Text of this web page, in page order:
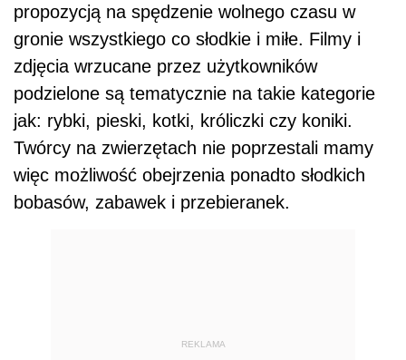
propozycją na spędzenie wolnego czasu w
gronie wszystkiego co słodkie i miłe. Filmy i
zdjęcia wrzucane przez użytkowników
podzielone są tematycznie na takie kategorie
jak: rybki, pieski, kotki, króliczki czy koniki.
Twórcy na zwierzętach nie poprzestali mamy
więc możliwość obejrzenia ponadto słodkich
bobasów, zabawek i przebieranek.
REKLAMA